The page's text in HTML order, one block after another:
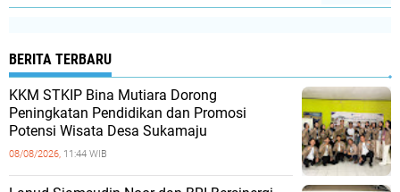
BERITA TERBARU
KKM STKIP Bina Mutiara Dorong
Peningkatan Pendidikan dan Promosi
Potensi Wisata Desa Sukamaju
08/08/2026, 11:44 WIB